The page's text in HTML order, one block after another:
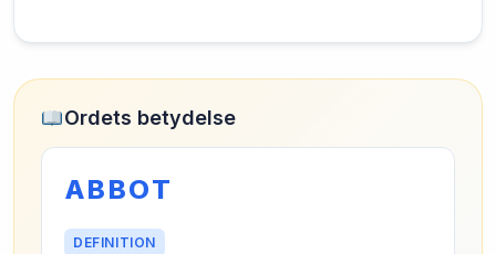
Ordets betydelse
ABBOT
DEFINITION